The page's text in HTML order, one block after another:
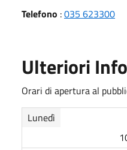
Telefono :035 623300
Ulteriori
Orari di apertura al
Lunedì